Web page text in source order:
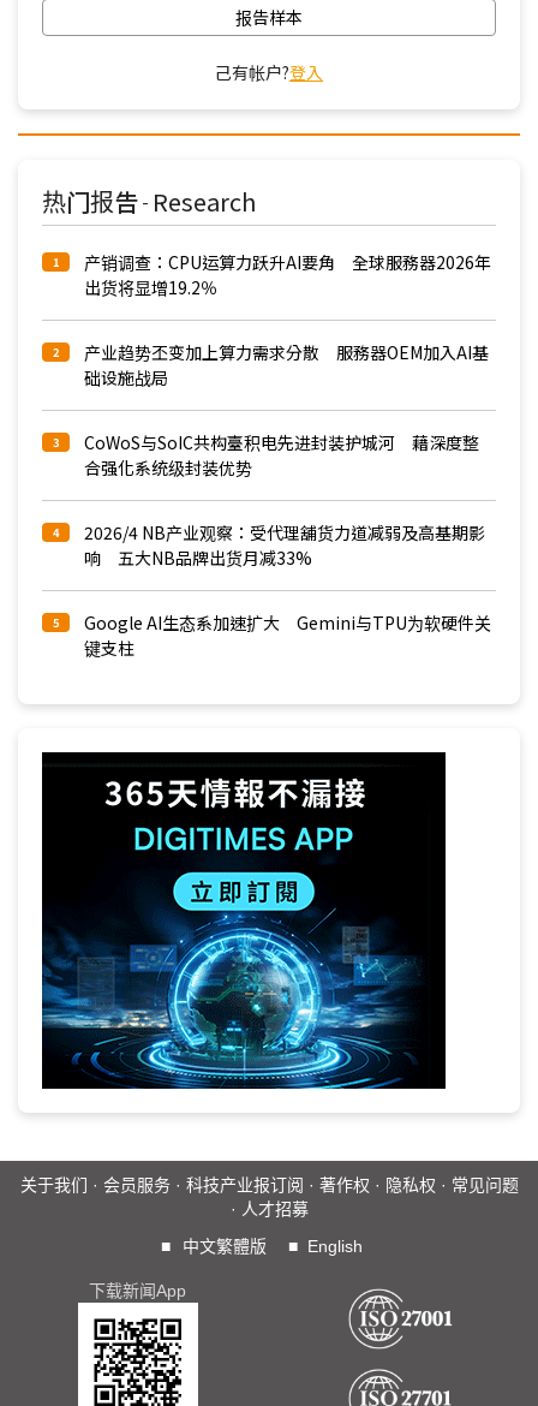
报告样本
己有帐户?登入
热门报告 - Research
1
产销调查：CPU运算力跃升AI要角 全球服務器2026年
出货将显增19.2％
2
产业趋势丕变加上算力需求分散 服務器OEM加入AI基
础设施战局
3
CoWoS与SoIC共构臺积电先进封装护城河 藉深度整
合强化系统级封装优势
4
2026/4 NB产业观察：受代理舖货力道减弱及高基期影
响 五大NB品牌出货月减33%
5
Google AI生态系加速扩大 Gemini与TPU为软硬件关
键支柱
关于我们 · 会员服务· 科技产业报订阅 · 著作权 · 隐私权 · 常见问题
· 人才招募
■
中文繁體版 ■ English
下载新闻App